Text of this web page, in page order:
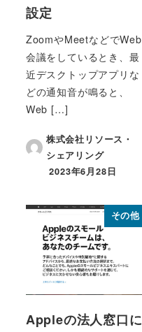
設定
ZoomやMeetなどでWeb
会議をしているとき、最
近デスクトップアプリな
どの通知音が鳴ると、
Web […]
株式会社リソース・
シェアリング
投稿日
2023年6月28日
その他
Appleの法人窓口に